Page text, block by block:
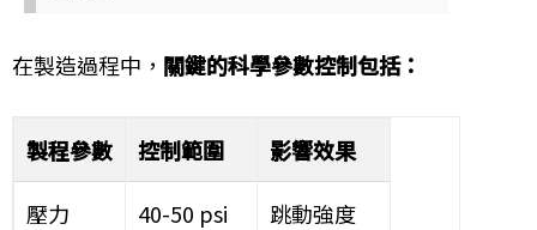
在製造過程中， 關鍵的科學參數控制包括：
製程參數 控制範圍 影響效果
壓力 40-50 psi 跳動強度